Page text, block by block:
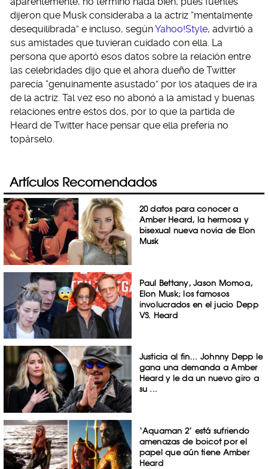
dijeron que Musk consideraba a la actriz “mentalmente
desequilibrada” e incluso, segúnYahoo!Style, advirtió a
sus amistades que tuvieran cuidado con ella. La
persona que aportó esos datos sobre la relación entre
las celebridades dijo que el ahora dueño de Twitter
parecía “genuinamente asustado” por los ataques de ira
de la actriz. Tal vez eso no abonó a la amistad y buenas
relaciones entre estos dos, por lo que la partida de
Heard de Twitter hace pensar que ella prefería no
topárselo.
Artículos Recomendados
20 datos para conocer a
Amber Heard, la hermosa y
bisexual nueva novia de Elon
Musk
Paul Bettany, Jason Momoa,
Elon Musk; los famosos
involucrados en el jucio Depp
VS. Heard
Justicia al fin… Johnny Depp le
gana una demanda a Amber
Heard y le da un nuevo giro a
su ...
‘Aquaman 2’ está sufriendo
amenazas de boicot por el
papel que aún tiene Amber
Heard